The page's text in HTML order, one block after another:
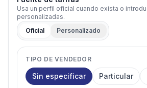
Usa un perfil oficial cuando exista o
personalizadas.
Oficial
Personalizado
TIPO DE VENDEDOR
Sin especificar Particular